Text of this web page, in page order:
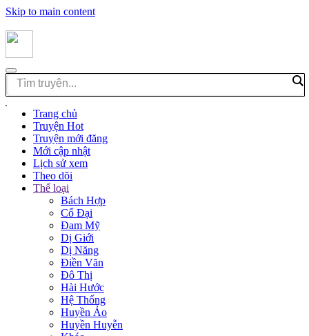
Skip to main content
Trang chủ
Truyện Hot
Truyện mới đăng
Mới cập nhật
Lịch sử xem
Theo dõi
Thể loại
Bách Hợp
Cổ Đại
Đam Mỹ
Dị Giới
Dị Năng
Điền Văn
Đô Thị
Hài Hước
Hệ Thống
Huyền Ảo
Huyền Huyễn